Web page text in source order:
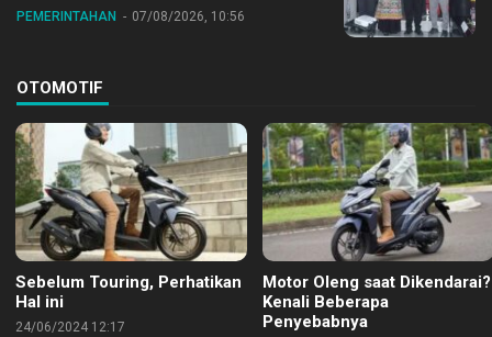
PEMERINTAHAN 07/08/2026, 10:56
OTOMOTIF
Sebelum Touring, Perhatikan
Hal ini
24/06/2024 12:17
Motor Oleng saat Dikendarai?
Kenali Beberapa
Penyebabnya